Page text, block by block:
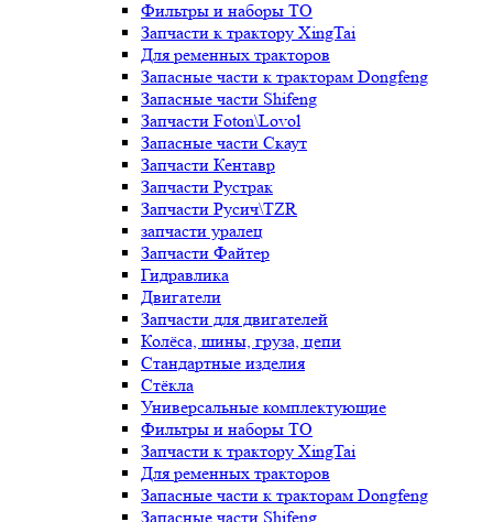
Фильтры и наборы ТО
Запчасти к трактору XingTai
Для ременных тракторов
Запасные части к тракторам Dongfeng
Запасные части Shifeng
Запчасти Foton\Lovol
Запасные части Скаут
Запчасти Кентавр
Запчасти Рустрак
Запчасти Русич\TZR
запчасти уралец
Запчасти Файтер
Гидравлика
Двигатели
Запчасти для двигателей
Колёса, шины, груза, цепи
Стандартные изделия
Стёкла
Универсальные комплектующие
Фильтры и наборы ТО
Запчасти к трактору XingTai
Для ременных тракторов
Запасные части к тракторам Dongfeng
Запасные части Shifeng